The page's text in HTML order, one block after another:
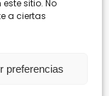
sitio. No
a ciertas
preferencias